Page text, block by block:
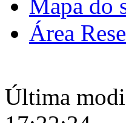
Mapa do
Área
Última